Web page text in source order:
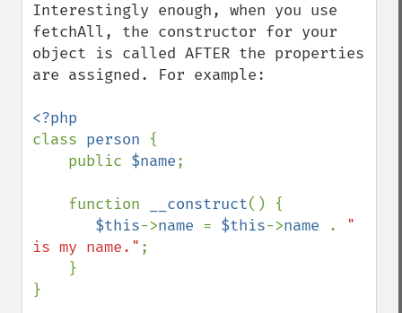
Interestingly enough, when you use
fetchAll, the constructor for your
object is called AFTER the properties
are assigned. For example:
class person {
    public
$name;
    function
__construct() {
$this->name = $this->name . "
is my name." ;
}